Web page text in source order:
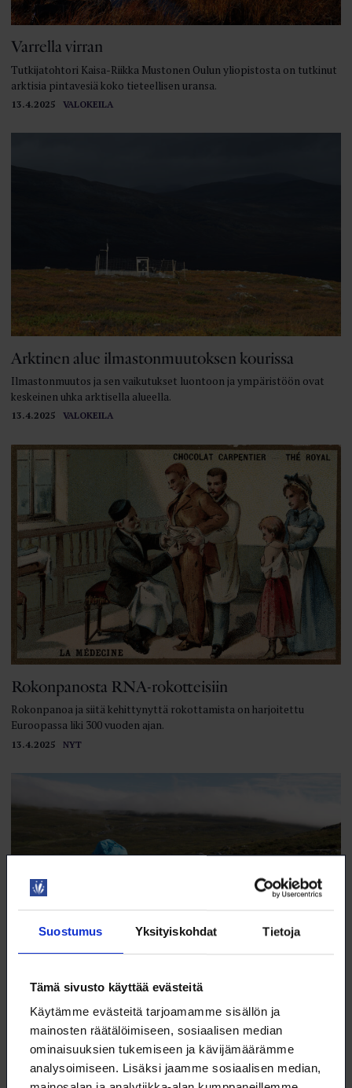
Suostumus Yksityiskohdat Tietoja
Tämä sivusto käyttää evästeitä
Käytämme evästeitä tarjoamamme sisällön ja
mainosten räätälöimiseen, sosiaalisen median
ominaisuuksien tukemiseen ja kävijämäärämme
analysoimiseen. Lisäksi jaamme sosiaalisen median,
13.4.2025 VALOKEILA
Varrella virran
Tutkijatohtori Kaisa-Riikka Mustonen Oulun yliopistosta on tutkinut
arktisia pintavesiä koko tieteellisen uransa.
13.4.2025 VALOKEILA
Arktinen alue ilmastonmuutoksen kourissa
Ilmastonmuutos ja sen vaikutukset luontoon ja ympäristöön ovat
keskeinen uhka arktisella alueella.
13.4.2025 NYT
Rokonpanosta RNA-rokotteisiin
Rokonpanoa ja siitä kehittynyttä rokottamista on harjoitettu
Euroopassa liki 300 vuoden ajan.
Kilpisjärvellä tutkitaan nyt myös hiilitasetta
Hiilidioksidin lähdettä tai nielua osoittava hiilidioksiditase saadaan,
kun kasvien fotosynteesissä sitoman hiilidioksidin (CO₂) määrästä
vähennetään mikrobien ja kasvien hengityksen myötä ilmakehään
vapautuva hiilidioksidi.